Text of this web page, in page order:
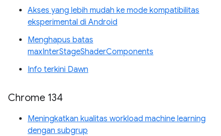
Akses yang lebih mudah ke mode kompatibilitas
eksperimental di Android
Menghapus batas
maxInterStageShaderComponents
Info terkini Dawn
Chrome 134
Meningkatkan kualitas workload machine learning
dengan subgrup